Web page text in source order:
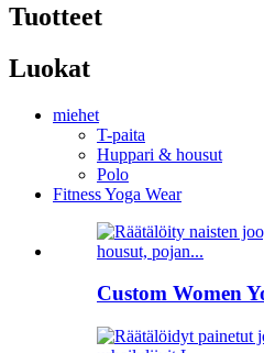
Tuotteet
Luokat
miehet
T-paita
Huppari & housut
Polo
Fitness Yoga Wear
Custom Women